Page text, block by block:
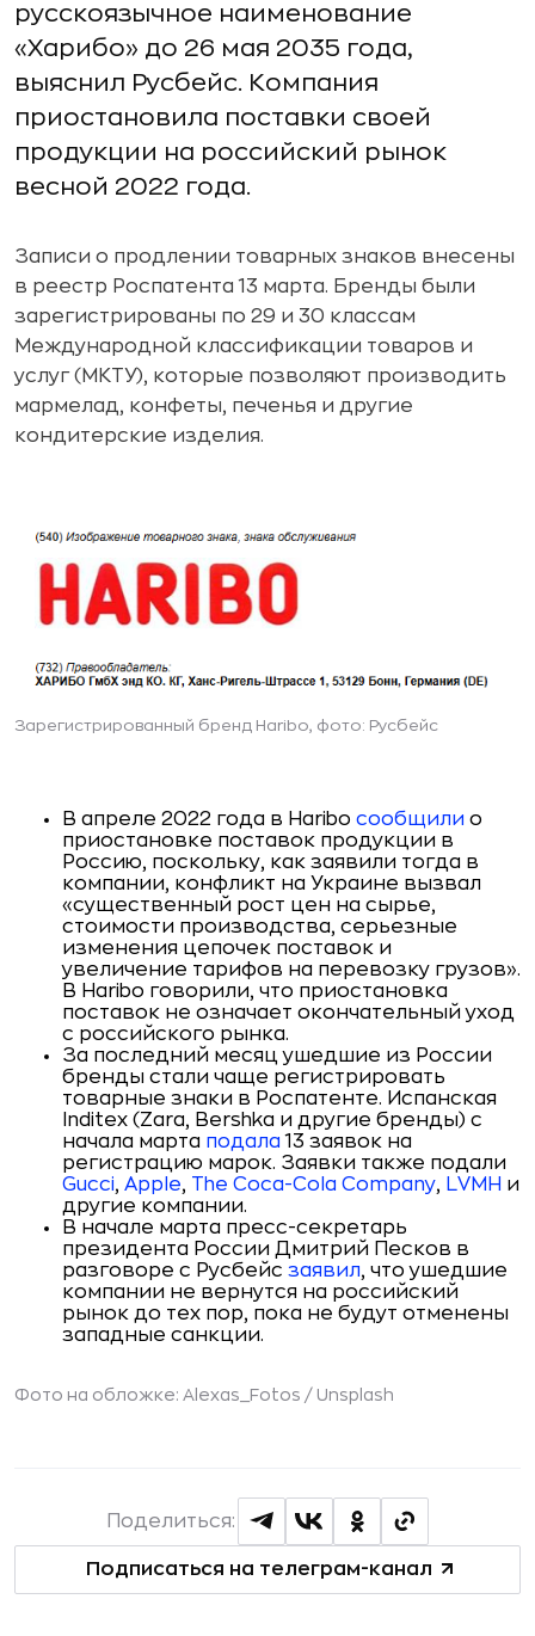
русскоязычное наименование
«Харибо» до 26 мая 2035 года,
выяснил Русбейс. Компания
приостановила поставки своей
продукции на российский рынок
весной 2022 года.
Записи о продлении товарных знаков внесены
в реестр Роспатента 13 марта. Бренды были
зарегистрированы по 29 и 30 классам
Международной классификации товаров и
услуг (МКТУ), которые позволяют производить
мармелад, конфеты, печенья и другие
кондитерские изделия.
Зарегистрированный бренд Haribo, фото: Русбейс
В апреле 2022 года в Haribo сообщили о
приостановке поставок продукции в
Россию, поскольку, как заявили тогда в
компании, конфликт на Украине вызвал
«существенный рост цен на сырье,
стоимости производства, серьезные
изменения цепочек поставок и
увеличение тарифов на перевозку грузов».
В Haribo говорили, что приостановка
поставок не означает окончательный уход
с российского рынка.
За последний месяц ушедшие из России
бренды стали чаще регистрировать
товарные знаки в Роспатенте. Испанская
Inditex (Zara, Bershka и другие бренды) с
начала марта подала 13 заявок на
регистрацию марок. Заявки также подали
Gucci, Apple, The Coca-Cola Company, LVMH и
другие компании.
В начале марта пресс-секретарь
президента России Дмитрий Песков в
разговоре с Русбейс заявил, что ушедшие
компании не вернутся на российский
рынок до тех пор, пока не будут отменены
западные санкции.
Фото на обложке: Alexas_Fotos / Unsplash
Подписаться на телеграм-канал
Поделиться: